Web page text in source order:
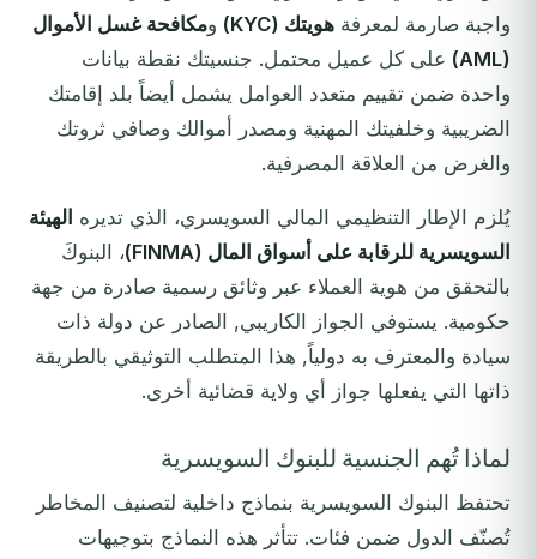
واجبة صارمة لمعرفة هويتك (KYC) ومكافحة غسل الأموال
(AML)
على كل عميل محتمل. جنسيتك نقطة بيانات
واحدة ضمن تقييم متعدد العوامل يشمل أيضاً بلد إقامتك
الضريبية وخلفيتك المهنية ومصدر أموالك وصافي ثروتك
والغرض من العلاقة المصرفية.
يُلزم الإطار التنظيمي المالي السويسري، الذي تديره الهيئة
السويسرية للرقابة على أسواق المال (FINMA)
، البنوكَ
بالتحقق من هوية العملاء عبر وثائق رسمية صادرة من جهة
حكومية. يستوفي الجواز الكاريبي, الصادر عن دولة ذات
سيادة والمعترف به دولياً, هذا المتطلب التوثيقي بالطريقة
ذاتها التي يفعلها جواز أي ولاية قضائية أخرى.
لماذا تُهم الجنسية للبنوك السويسرية
تحتفظ البنوك السويسرية بنماذج داخلية لتصنيف المخاطر
تُصنّف الدول ضمن فئات. تتأثر هذه النماذج بتوجيهات